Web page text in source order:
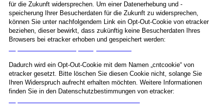
für die Zukunft widersprechen. Um einer Datenerhebung und -
speicherung Ihrer Besucherdaten für die Zukunft zu widersprechen,
können Sie unter nachfolgendem Link ein Opt-Out-Cookie von etracker
beziehen, dieser bewirkt, dass zukünftig keine Besucherdaten Ihres
Browsers bei etracker erhoben und gespeichert werden:
Dadurch wird ein Opt-Out-Cookie mit dem Namen „cntcookie“ von
etracker gesetzt. Bitte löschen Sie diesen Cookie nicht, solange Sie
Ihren Widerspruch aufrecht erhalten möchten. Weitere Informationen
finden Sie in den Datenschutzbestimmungen von etracker: